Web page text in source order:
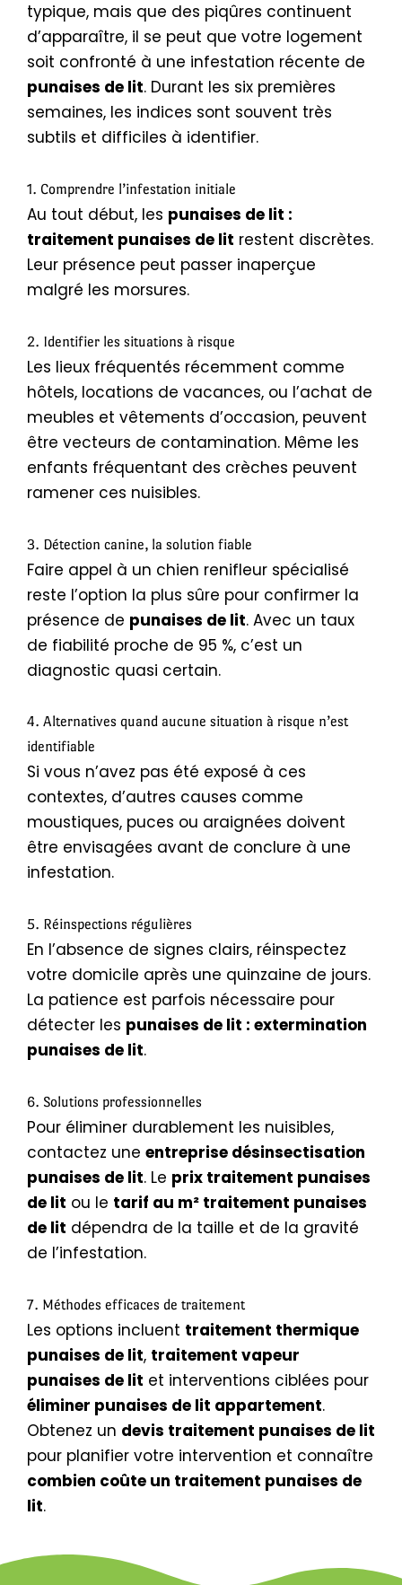
typique, mais que des piqûres continuent
d’apparaître, il se peut que votre logement
soit confronté à une infestation récente de
punaises de lit. Durant les six premières
semaines, les indices sont souvent très
subtils et difficiles à identifier.
1. Comprendre l’infestation initiale
Au tout début, les punaises de lit :
traitement punaises de lit restent discrètes.
Leur présence peut passer inaperçue
malgré les morsures.
2. Identifier les situations à risque
Les lieux fréquentés récemment comme
hôtels, locations de vacances, ou l’achat de
meubles et vêtements d’occasion, peuvent
être vecteurs de contamination. Même les
enfants fréquentant des crèches peuvent
ramener ces nuisibles.
3. Détection canine, la solution fiable
Faire appel à un chien renifleur spécialisé
reste l’option la plus sûre pour confirmer la
présence de punaises de lit. Avec un taux
de fiabilité proche de 95 %, c’est un
diagnostic quasi certain.
4. Alternatives quand aucune situation à risque n’est
identifiable
Si vous n’avez pas été exposé à ces
contextes, d’autres causes comme
moustiques, puces ou araignées doivent
être envisagées avant de conclure à une
infestation.
5. Réinspections régulières
En l’absence de signes clairs, réinspectez
votre domicile après une quinzaine de jours.
La patience est parfois nécessaire pour
détecter les punaises de lit : extermination
punaises de lit.
6. Solutions professionnelles
Pour éliminer durablement les nuisibles,
contactez une entreprise désinsectisation
punaises de lit. Le prix traitement punaises
de lit ou le tarif au m² traitement punaises
de lit dépendra de la taille et de la gravité
de l’infestation.
7. Méthodes efficaces de traitement
Les options incluent traitement thermique
punaises de lit, traitement vapeur
punaises de lit et interventions ciblées pour
éliminer punaises de lit appartement.
Obtenez un devis traitement punaises de lit
pour planifier votre intervention et connaître
combien coûte un traitement punaises de
lit.